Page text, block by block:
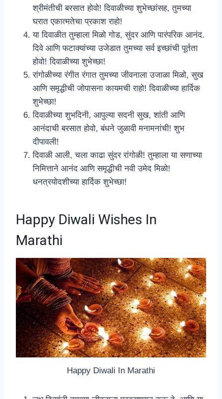
श्रीमंतीची बरसात होवो! दिवाळीच्या शुभेच्छांसह, तुमच्या
घरात एकात्मतेचा प्रकाश राहो!
या दिवाळीत तुम्हाला मिळो गोड, सुंदर आणि पारंपरिक आनंद.
दिवे आणि फटाक्यांच्या उजेडात तुमच्या सर्व इच्छांची पूर्तता
होवो! दिवाळीच्या शुभेच्छा!
रांगोळीच्या रंगीत रंगात तुमच्या जीवनाला उजाळा मिळो, सुख
आणि समृद्धीची जोपासना कायमची राहो! दिवाळीच्या हार्दिक
शुभेच्छा!
दिवाळीच्या शुभदिनी, आपुल्या सदनी सुख, शांती आणि
आनंदाची बरसात होवो, बंधने जुळावी मनामनांची! शुभ
दीपावली!
दिवाळी आली, चला काढा सुंदर रांगोळी! तुम्हाला या सणाच्या
निमित्ताने आनंद आणि समृद्धीची नवी उमेद मिळो!
धनत्रयोदशीच्या हार्दिक शुभेच्छा!
Happy Diwali Wishes In
Marathi
Happy Diwali In Marathi